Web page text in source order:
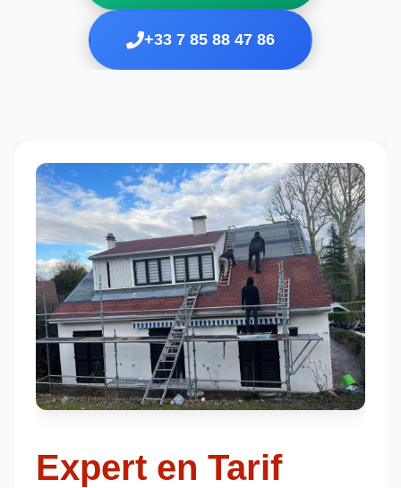
+33 7 85 88 47 86
Expert en Tarif